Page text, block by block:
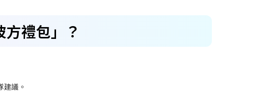
禮包」？
建議。